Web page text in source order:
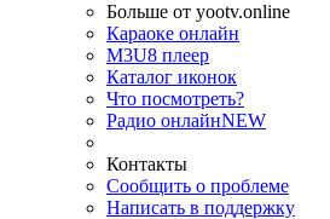
Больше от yootv.online
Караоке онлайн
M3U8 плеер
Каталог иконок
Что посмотреть?
Радио онлайнNEW
Контакты
Сообщить о проблеме
Написать в поддержку